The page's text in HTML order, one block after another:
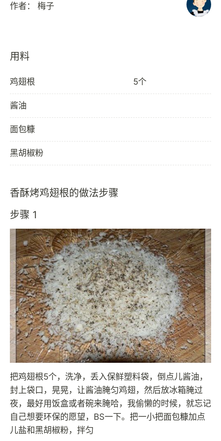
作者： 梅子
用料
鸡翅根 5个
酱油
面包糠
黑胡椒粉
香酥烤鸡翅根的做法步骤
步骤 1
把鸡翅根5个，洗净，丢入保鲜塑料袋，倒点儿酱油，
封上袋口，晃晃，让酱油腌匀鸡翅，然后放冰箱腌过
夜，最好用饭盒或者碗来腌哈，我偷懒的时候，就忘记
自己想要环保的愿望，BS一下。把一小把面包糠加点
儿盐和黑胡椒粉，拌匀